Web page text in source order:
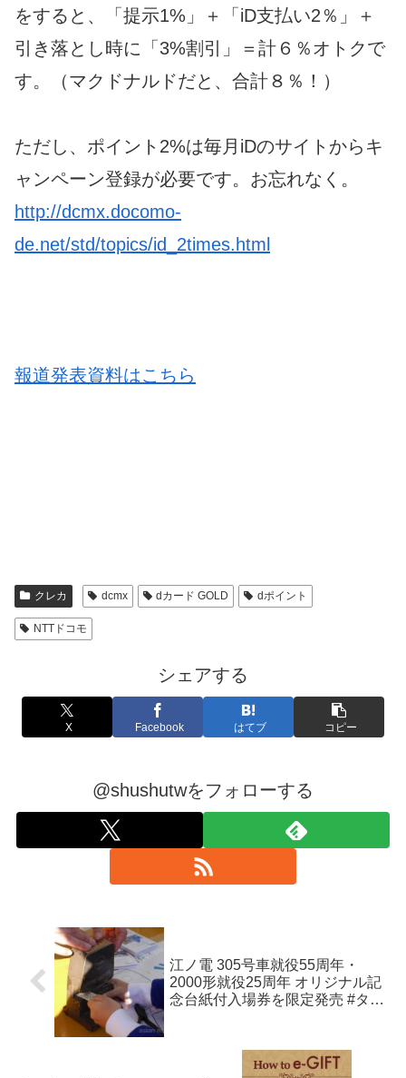
をすると、「提示1%」＋「iD支払い2％」＋
引き落とし時に「3%割引」＝計６％オトクで
す。（マクドナルドだと、合計８％！）
ただし、ポイント2%は毎月iDのサイトからキ
ャンペーン登録が必要です。お忘れなく。
http://dcmx.docomo-
de.net/std/topics/id_2times.html
報道発表資料はこちら
クレカ dcmx dカード GOLD dポイント
NTTドコモ
シェアする
X Facebook はてブ コピー
@shushutwをフォローする
江ノ電 305号車就役55周年・
2000形就役25周年 オリジナル記
念台紙付入場券を限定発売 #タン